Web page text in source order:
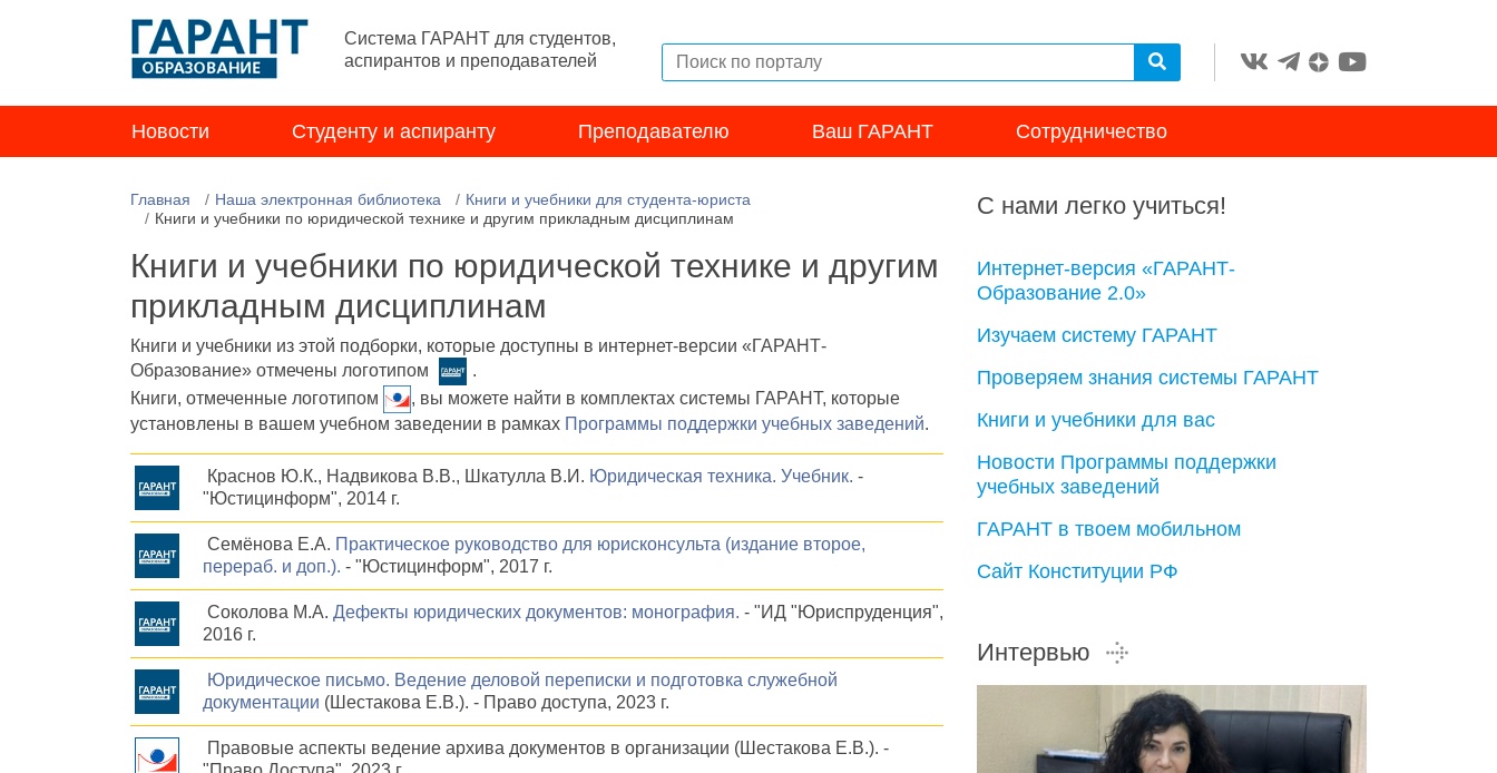
Система ГАРАНТ для студентов,
аспирантов и преподавателей
Новости Студенту и аспиранту Преподавателю Ваш ГАРАНТ Сотрудничество
Главная Наша электронная библиотека
Книги и учебники для студента-юриста
Книги и учебники по юридической технике и другим прикладным дисциплинам
Книги и учебники по юридической технике и другим
прикладным дисциплинам
Книги и учебники из этой подборки, которые доступны в интернет-версии «ГАРАНТ-
Образование» отмечены логотипом
.
Книги, отмеченные логотипом
, вы можете найти в комплектах системы ГАРАНТ, которые
установлены в вашем учебном заведении в рамках Программы поддержки учебных заведений.
Краснов Ю.К., Надвикова В.В., Шкатулла В.И. Юридическая техника. Учебник. -
"Юстицинформ", 2014 г.
Семёнова Е.А. Практическое руководство для юрисконсульта (издание второе,
перераб. и доп.). - "Юстицинформ", 2017 г.
Соколова М.А. Дефекты юридических документов: монография. - "ИД "Юриспруденция",
2016 г.
Юридическое письмо. Ведение деловой переписки и подготовка служебной
документации (Шестакова Е.В.). - Право доступа, 2023 г.
Правовые аспекты ведение архива документов в организации (Шестакова Е.В.). -
С нами легко учиться!
Интернет-версия «ГАРАНТ-
Образование 2.0»
Изучаем систему ГАРАНТ
Проверяем знания системы ГАРАНТ
Книги и учебники для вас
Новости Программы поддержки
учебных заведений
ГАРАНТ в твоем мобильном
Сайт Конституции РФ
Интервью